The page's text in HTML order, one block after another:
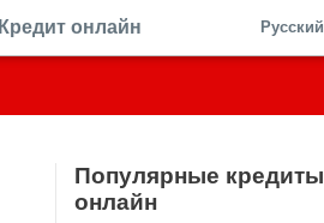
Кредит онлайн Русский
Популярные кредиты
онлайн